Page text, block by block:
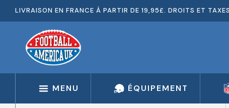
LIVRAISON EN FRANCE À PARTIR DE 19,95£. DROITS ET
MENU ÉQUIPEMENT